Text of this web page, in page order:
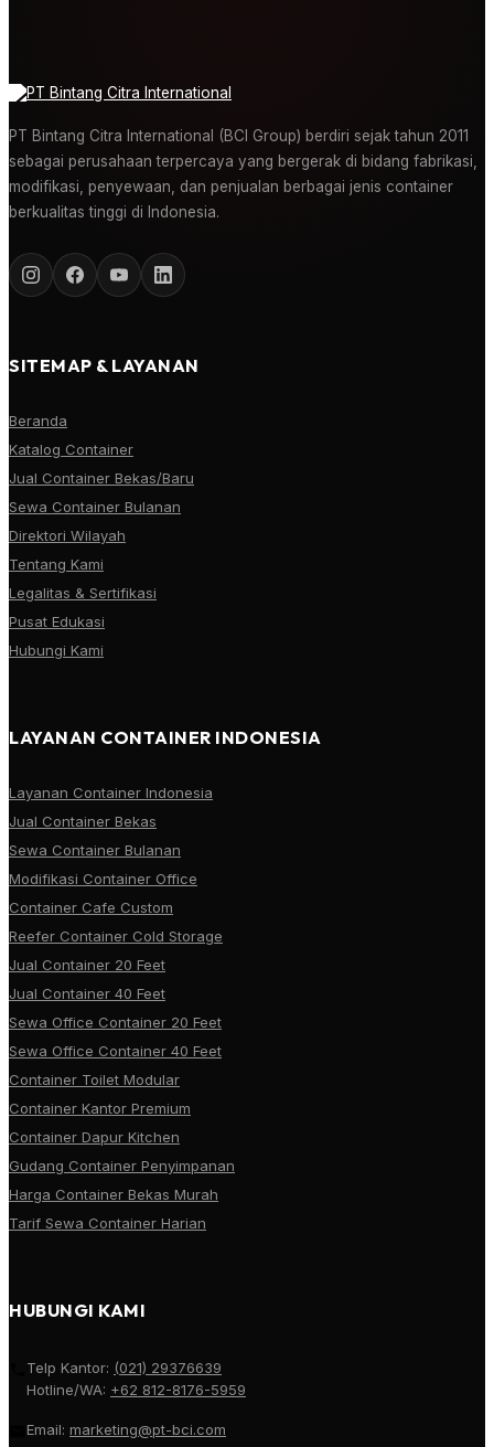
PT Bintang Citra International (BCI Group) berdiri sejak tahun 2011
sebagai perusahaan terpercaya yang bergerak di bidang fabrikasi,
modifikasi, penyewaan, dan penjualan berbagai jenis container
berkualitas tinggi di Indonesia.
SITEMAP & LAYANAN
Beranda
Katalog Container
Jual Container Bekas/Baru
Sewa Container Bulanan
Direktori Wilayah
Tentang Kami
Legalitas & Sertifikasi
Pusat Edukasi
Hubungi Kami
LAYANAN CONTAINER INDONESIA
Layanan Container Indonesia
Jual Container Bekas
Sewa Container Bulanan
Modifikasi Container Office
Container Cafe Custom
Reefer Container Cold Storage
Jual Container 20 Feet
Jual Container 40 Feet
Sewa Office Container 20 Feet
Sewa Office Container 40 Feet
Container Toilet Modular
Container Kantor Premium
Container Dapur Kitchen
Gudang Container Penyimpanan
Harga Container Bekas Murah
Tarif Sewa Container Harian
HUBUNGI KAMI
Telp Kantor: (021) 29376639
Hotline/WA: +62 812-8176-5959
Email: marketing@pt-bci.com